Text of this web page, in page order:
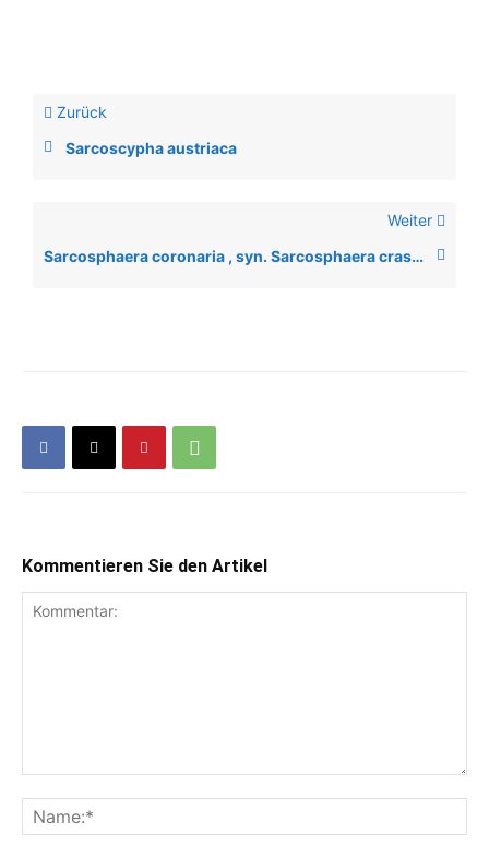
Zurück
Sarcoscypha austriaca
Weiter
Sarcosphaera coronaria , syn. Sarcosphaera crassa
Kommentieren Sie den Artikel